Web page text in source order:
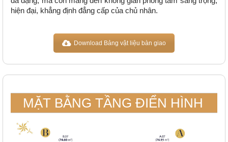
hiện đại, khẳng định đẳng cấp của chủ nhân.
Download Bảng vật liệu bàn giao
MẶT BẰNG TẦNG ĐIỂN HÌNH